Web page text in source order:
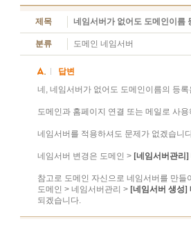
제목 네임서버가 없어도 도메인이름
분류 도메인 네임서버
답변
네, 네임서버가 없어도 도메인이름의 등
도메인과 홈페이지 연결 또는 메일로 사
네임서버를 적용하셔도 문제가 없겠습니
네임서버 변경은 도메인 > [네임서버관리]
참고로 도메인 자신으로 네임서버를 만들
도메인 > 네임서버관리 > [네임서버 생성]
되겠습니다.